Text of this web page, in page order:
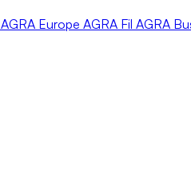
AGRA Europe AGRA Fil AGRA